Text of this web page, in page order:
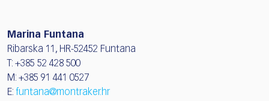
Marina Funtana
Ribarska 11, HR-52452 Funtana
T: +385 52 428 500
M: +385 91 441 0527
E: funtana@montraker.hr